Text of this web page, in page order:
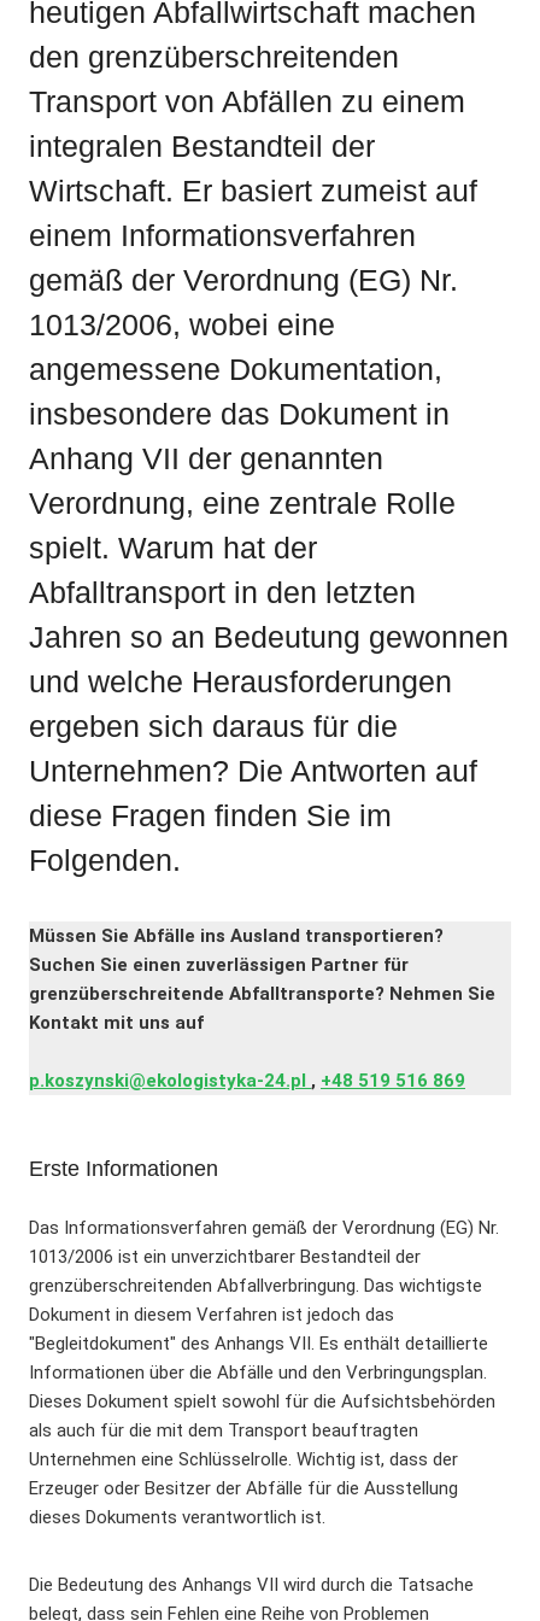
heutigen Abfallwirtschaft machen
den grenzüberschreitenden
Transport von Abfällen zu einem
integralen Bestandteil der
Wirtschaft. Er basiert zumeist auf
einem Informationsverfahren
gemäß der Verordnung (EG) Nr.
1013/2006, wobei eine
angemessene Dokumentation,
insbesondere das Dokument in
Anhang VII der genannten
Verordnung, eine zentrale Rolle
spielt. Warum hat der
Abfalltransport in den letzten
Jahren so an Bedeutung gewonnen
und welche Herausforderungen
ergeben sich daraus für die
Unternehmen? Die Antworten auf
diese Fragen finden Sie im
Folgenden.
Müssen Sie Abfälle ins Ausland transportieren?
Suchen Sie einen zuverlässigen Partner für
grenzüberschreitende Abfalltransporte? Nehmen Sie
Kontakt mit uns auf
p.koszynski@ekologistyka-24.pl , +48 519 516 869
Erste Informationen
Das Informationsverfahren gemäß der Verordnung (EG) Nr.
1013/2006 ist ein unverzichtbarer Bestandteil der
grenzüberschreitenden Abfallverbringung. Das wichtigste
Dokument in diesem Verfahren ist jedoch das
"Begleitdokument" des Anhangs VII. Es enthält detaillierte
Informationen über die Abfälle und den Verbringungsplan.
Dieses Dokument spielt sowohl für die Aufsichtsbehörden
als auch für die mit dem Transport beauftragten
Unternehmen eine Schlüsselrolle. Wichtig ist, dass der
Erzeuger oder Besitzer der Abfälle für die Ausstellung
dieses Dokuments verantwortlich ist.
Die Bedeutung des Anhangs VII wird durch die Tatsache
belegt, dass sein Fehlen eine Reihe von Problemen